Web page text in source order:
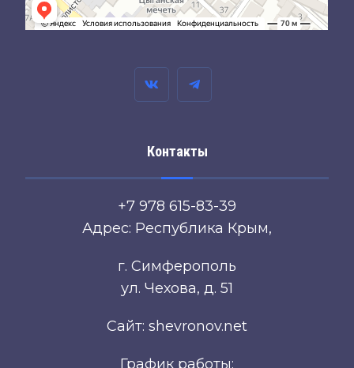
Контакты
+7 978 615-83-39
Адрес: Республика Крым,
г. Симферополь
ул. Чехова, д. 51
Сайт: shevronov.net
График работы: